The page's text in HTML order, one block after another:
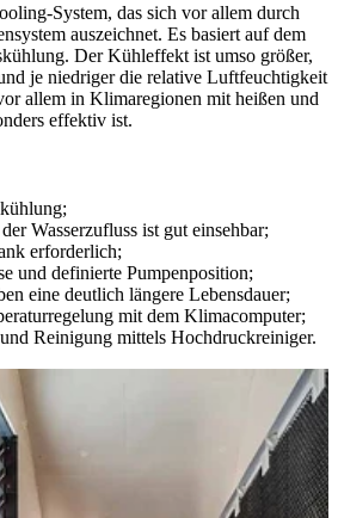
System, das sich vor allem durch
auszeichnet. Es basiert auf dem
Der Kühleffekt ist umso größer,
je niedriger die relative Luftfeuchtigkeit
allem in Klimaregionen mit heißen und
effektiv ist.
der Wasserzufluss ist gut einsehbar;
erforderlich;
und definierte Pumpenposition;
eine deutlich längere Lebensdauer;
mit dem Klimacomputer;
Reinigung mittels Hochdruckreiniger.